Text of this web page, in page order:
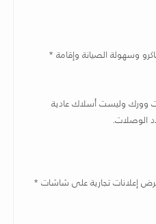
* وسهولة الصيانة وإقامة
وورك وليست أسلاك عادية
الوصلات.
*إعلانات تجارية على شاشات